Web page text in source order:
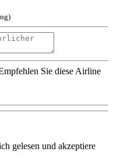
Sie diese Airline
gelesen und akzeptiere